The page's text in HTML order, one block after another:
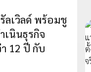
ลเวิลด์ พร้อมชู
เนินธุรกิจ
12 ปี กับ